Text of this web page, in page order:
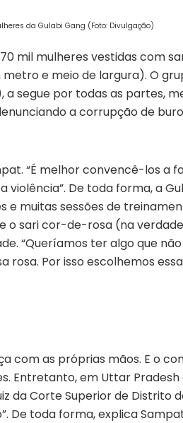
da Gulabi Gang (Foto: Divulgação)
mil mulheres vestidas com
e meio de largura). O
a segue por todas as partes,
a corrupção de
“É melhor convencê-los a
De toda forma, a
muitas sessões de
o sari cor-de-rosa (na
“Queríamos ter algo que
Por isso escolhemos
com as próprias mãos. E o
Entretanto, em Uttar Pradesh
da Corte Superior de Distrito
De toda forma, explica